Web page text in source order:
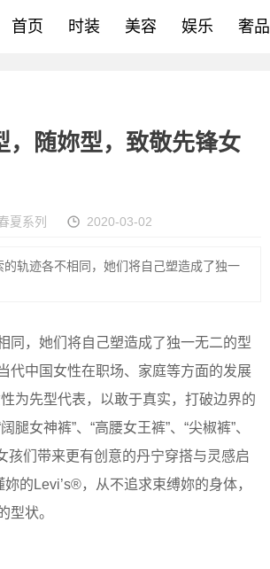
首页 时装 美容 娱乐 奢品
随妳型，致敬先锋女
夏系列 2020-03-02
轨迹各不相同，她们将自己塑造成了独一
同，她们将自己塑造成了独一无二的型
代中国女性在职场、家庭等方面的发展
为先型代表，以敢于真实，打破边界的
女神裤”、“高腰女王裤”、“尖椒裤”、
孩们带来更有创意的丹宁穿搭与灵感启
的Levi’s®，从不追求束缚妳的身体，
状。